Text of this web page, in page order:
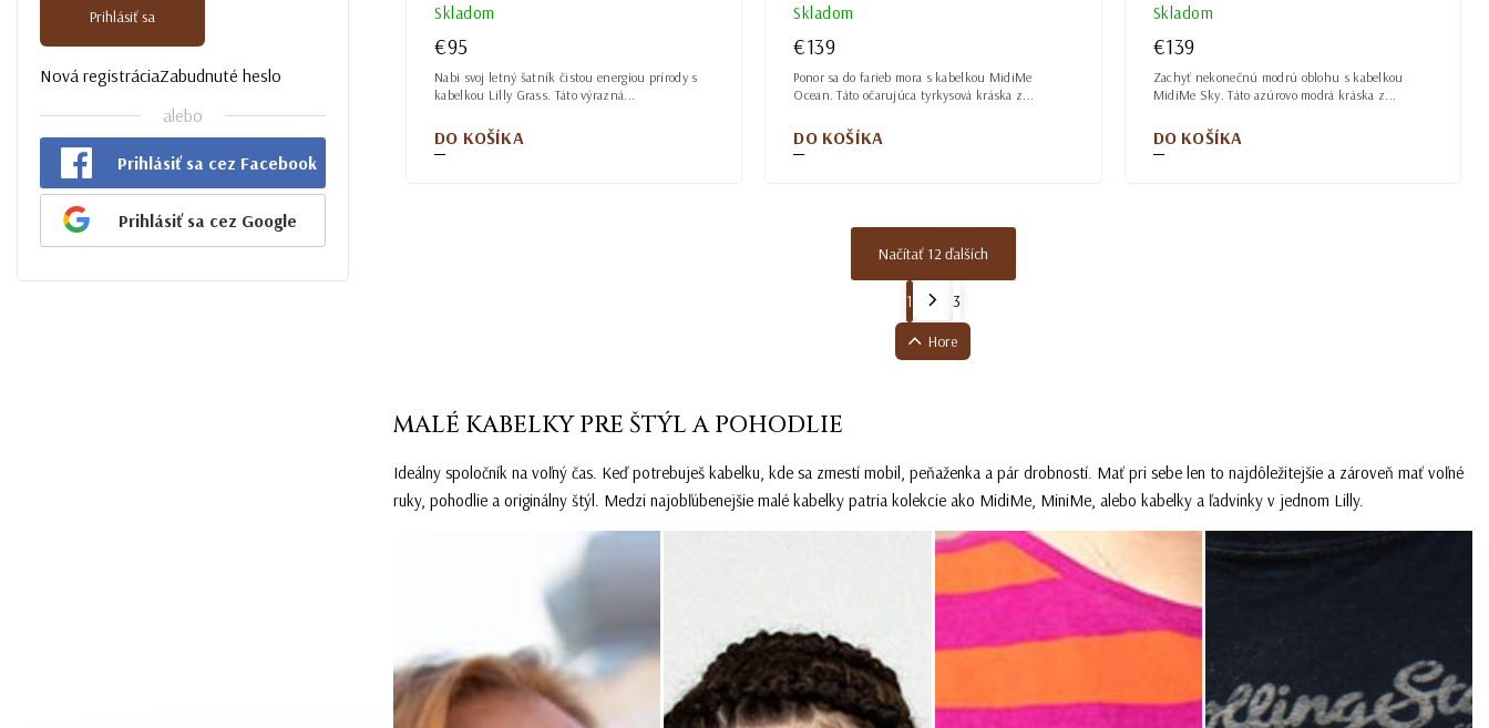
Prihlásiť sa
Nová registráciaZabudnuté heslo
alebo
Prihlásiť sa cez Facebook
Prihlásiť sa cez Google
Skladom
€95
DO KOŠÍKA
Nabi svoj letný šatník čistou energiou prírody s
kabelkou Lilly Grass. Táto výrazná...
Skladom
€139
DO KOŠÍKA
Ponor sa do farieb mora s kabelkou MidiMe
Ocean. Táto očarujúca tyrkysová kráska z...
Skladom
€139
DO KOŠÍKA
Zachyť nekonečnú modrú oblohu s kabelkou
MidiMe Sky. Táto azúrovo modrá kráska z...
Načítať 12 ďalších
1 3
Hore
MALÉ KABELKY PRE ŠTÝL A POHODLIE
Ideálny spoločník na voľný čas. Keď potrebuješ kabelku, kde sa zmestí mobil, peňaženka a pár drobností. Mať pri sebe len to najdôležitejšie a zároveň mať voľné
ruky, pohodlie a originálny štýl. Medzi najobľúbenejšie malé kabelky patria kolekcie ako MidiMe, MiniMe, alebo kabelky a ľadvinky v jednom Lilly.